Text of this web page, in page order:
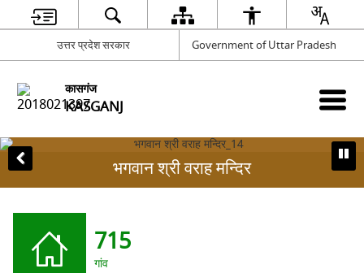
उत्तर प्रदेश सरकार Government of Uttar Pradesh
कासगंज
KASGANJ
भगवान श्री वराह मन्दिर
715
गांव